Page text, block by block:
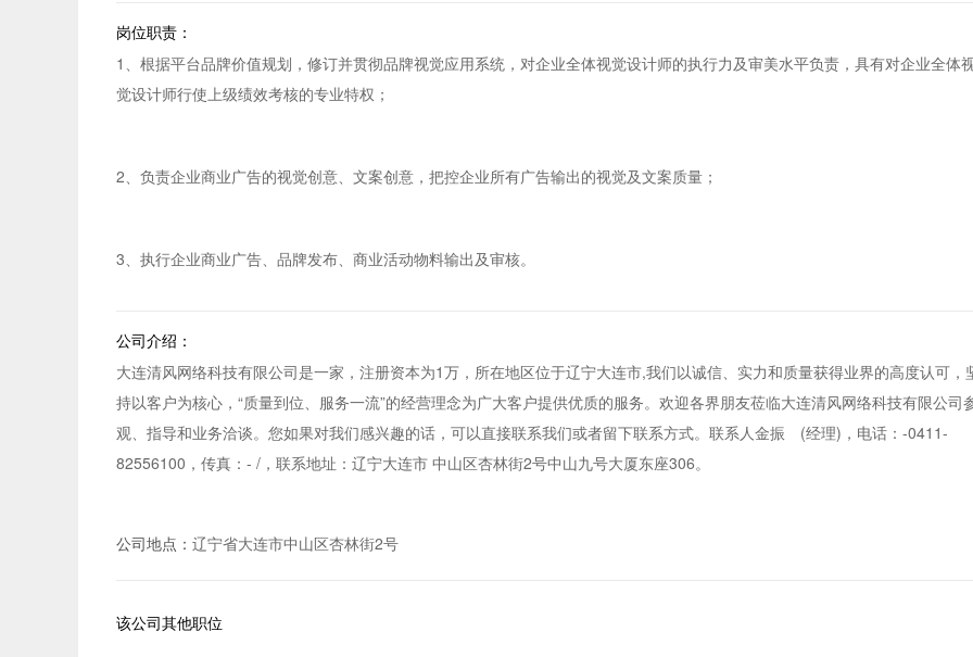
岗位职责：
1、根据平台品牌价值规划，修订并贯彻品牌视觉应用系统，对企业全体视觉设计师的执行力及审美水平负责，具有对企业全体
觉设计师行使上级绩效考核的专业特权；
2、负责企业商业广告的视觉创意、文案创意，把控企业所有广告输出的视觉及文案质量；
3、执行企业商业广告、品牌发布、商业活动物料输出及审核。
公司介绍：
大连清风网络科技有限公司是一家，注册资本为1万，所在地区位于辽宁大连市,我们以诚信、实力和质量获得业界的高度认可，
持以客户为核心，“质量到位、服务一流”的经营理念为广大客户提供优质的服务。欢迎各界朋友莅临大连清风网络科技有限公司
观、指导和业务洽谈。您如果对我们感兴趣的话，可以直接联系我们或者留下联系方式。联系人金振 (经理)，电话：-0411-
82556100，传真：- /，联系地址：辽宁大连市 中山区杏林街2号中山九号大厦东座306。
公司地点： 辽宁省大连市中山区杏林街2号
该公司其他职位